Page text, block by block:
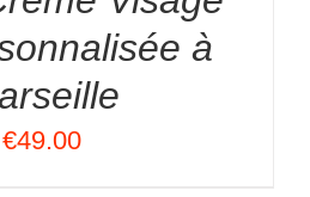
à
€49.00